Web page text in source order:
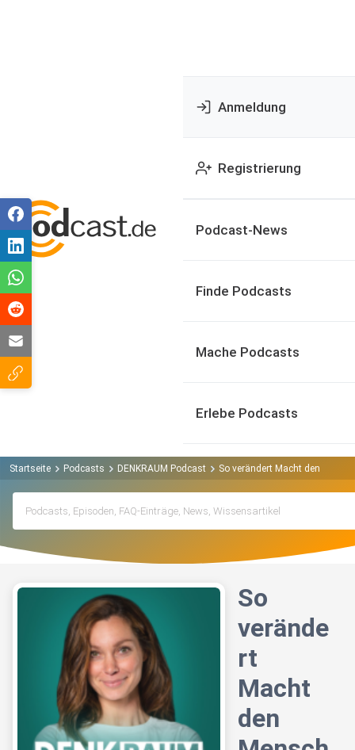
Anmeldung
Registrierung
Podcast-News
Finde Podcasts
Mache Podcasts
Erlebe Podcasts
Startseite Podcasts DENKRAUM Podcast So verändert Macht den
So
verände
rt
Macht
den